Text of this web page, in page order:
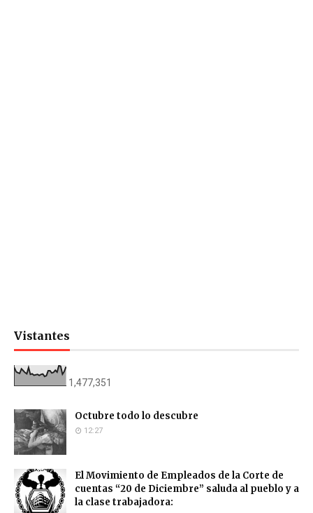
Vistantes
1,477,351
Octubre todo lo descubre
12:27
El Movimiento de Empleados de la Corte de
cuentas “20 de Diciembre” saluda al pueblo y a
la clase trabajadora: